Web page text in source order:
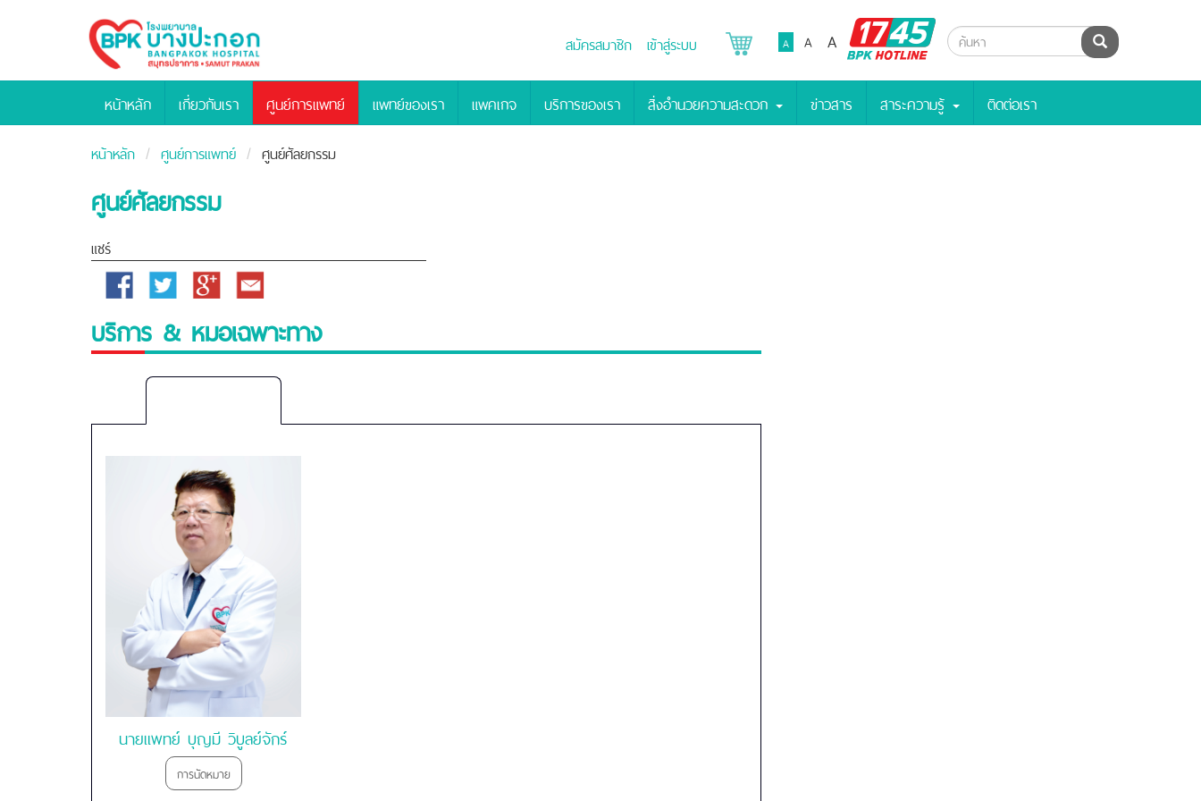
Bangpakok
Hospital
สมัครสมาชิก เข้าสู่ระบบ A A A
BPK
Hotline
ค้นหา
หน้าหลัก เกี่ยวกับเรา ศูนย์การแพทย์ แพทย์ของเรา แพคเกจ บริการของเรา สิ่งอำนวยความสะดวก ข่าวสาร สาระความรู้ ติดต่อเรา
หน้าหลัก ศูนย์การแพทย์ ศูนย์ศัลยกรรม
ศูนย์ศัลยกรรม
แชร์
Facebook Twitter
Google
Email
บริการ & หมอเฉพาะทาง
กอก
สมุทรปราการ
นายแพทย์ บุญมี วิบูลย์จักร์
การนัดหมาย